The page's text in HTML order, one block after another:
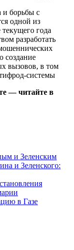
и борьбы с
одной из
года
разработать
создание
вызовов, в том
системы
— читайте в
и Зеленским
и Зеленского:
в Газе